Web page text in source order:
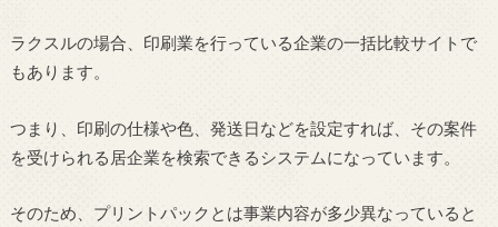
ラクスルの場合、印刷業を行っている企業の一括比較サイトで
もあります。
つまり、印刷の仕様や色、発送日などを設定すれば、その案件
を受けられる居企業を検索できるシステムになっています。
そのため、プリントパックとは事業内容が多少異なっていると